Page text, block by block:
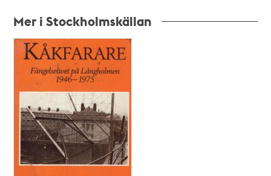
Mer i Stockholmskällan
Relaterade
poster
teman